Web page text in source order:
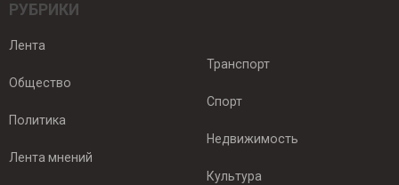
РУБРИКИ
Лента
Общество
Политика
Лента мнений
Транспорт
Спорт
Недвижимость
Культура